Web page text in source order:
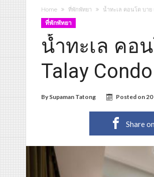
Home ที่พักพัทยา น้ำทะเล คอนโด บา
ที่พักพัทยา
น้ำทะเล คอ
Talay
By Supaman Tatong Posted on
Share